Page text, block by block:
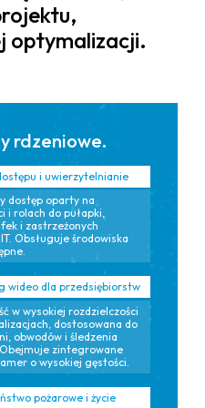
optymalizacji.
rdzeniowe.
i uwierzytelnianie
dostęp oparty na
i rolach do pułapki,
i zastrzeżonych
Obsługuje środowiska
wideo dla przedsiębiorstw
w wysokiej rozdzielczości
dostosowana do
obwodów i śledzenia
zintegrowane
o wysokiej gęstości.
pożarowe i życie